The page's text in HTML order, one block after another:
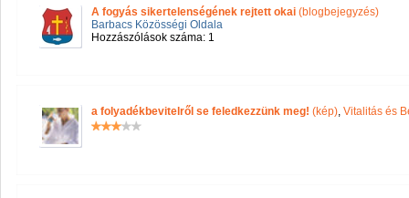
A fogyás sikertelenségének rejtett okai (blogbejegyzés)
Barbacs Közösségi Oldala
Hozzászólások száma: 1
a folyadékbevitelről se feledkezzünk meg! (kép), Vitalitás és